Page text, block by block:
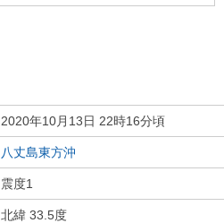
2020年10月13日 22時16分頃
八丈島東方沖
震度1
北緯 33.5度